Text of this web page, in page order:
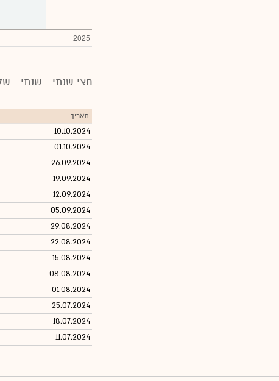
חצי שנתי שנתי
תאריך
10.10.2024
01.10.2024
26.09.2024
19.09.2024
12.09.2024
05.09.2024
29.08.2024
22.08.2024
15.08.2024
08.08.2024
01.08.2024
25.07.2024
18.07.2024
11.07.2024